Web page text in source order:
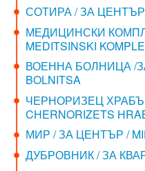
СОТИРА / ЗА ЦЕНТЪР
МЕДИЦИНСКИ
MEDITSINSKI
ВОЕННА БОЛНИЦА /
BOLNITSA
ЧЕРНОРИЗЕЦ
CHERNORIZETS
МИР / ЗА ЦЕНТЪР /
ДУБРОВНИК / ЗА